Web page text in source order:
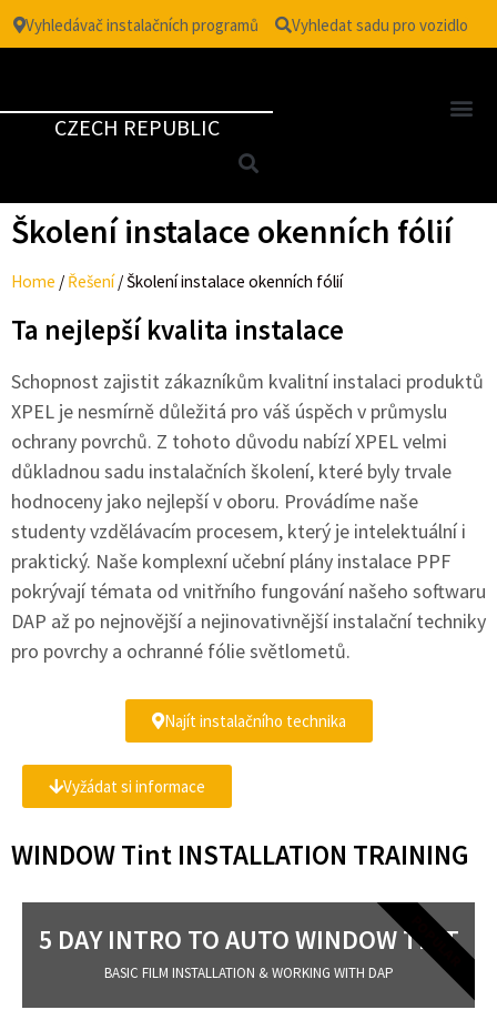
Vyhledávač instalačních programů Vyhledat sadu pro vozidlo
CZECH REPUBLIC
Školení instalace okenních fólií
Home / Řešení/Školení instalace okenních fólií
Ta nejlepší kvalita instalace
Schopnost zajistit zákazníkům kvalitní instalaci produktů
XPEL je nesmírně důležitá pro váš úspěch v průmyslu
ochrany povrchů. Z tohoto důvodu nabízí XPEL velmi
důkladnou sadu instalačních školení, které byly trvale
hodnoceny jako nejlepší v oboru. Provádíme naše
studenty vzdělávacím procesem, který je intelektuální i
praktický. Naše komplexní učební plány instalace PPF
pokrývají témata od vnitřního fungování našeho softwaru
DAP až po nejnovější a nejinovativnější instalační techniky
pro povrchy a ochranné fólie světlometů.
Najít instalačního technika
Vyžádat si informace
WINDOW Tint INSTALLATION TRAINING
5 DAY INTRO TO AUTO WINDOW TINT
BASIC FILM INSTALLATION & WORKING WITH DAP
POPULAR